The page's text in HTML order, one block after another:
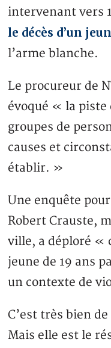
intervenant vers
le décès d’un
l’arme blanche.
Le procureur de
évoqué « la
groupes de
causes et
établir. »
Une enquête
Robert Crauste,
ville, a déploré «
jeune de 19 ans
un contexte de
C’est très bien
Mais elle est le